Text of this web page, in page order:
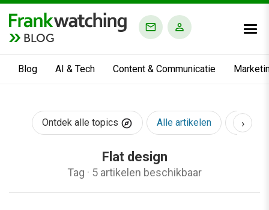
BLOG
Blog AI & Tech Content & Communicatie
Ontdek alle topics Alle artikelen AI &
›
Flat design
Tag · 5 artikelen beschikbaar